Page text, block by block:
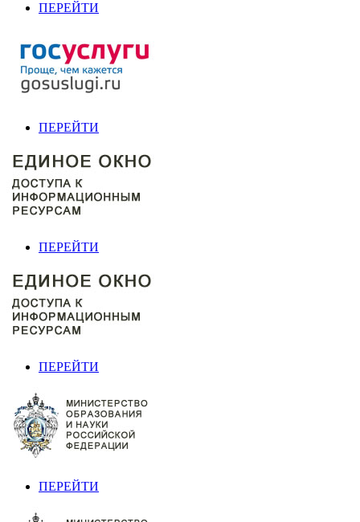
ПЕРЕЙТИ
ПЕРЕЙТИ
ПЕРЕЙТИ
ПЕРЕЙТИ
ПЕРЕЙТИ